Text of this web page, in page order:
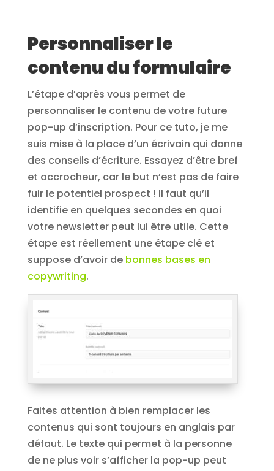
Personnaliser le
contenu du formulaire
L’étape d’après vous permet de
personnaliser le contenu de votre future
pop-up d’inscription. Pour ce tuto, je me
suis mise à la place d’un écrivain qui donne
des conseils d’écriture. Essayez d’être bref
et accrocheur, car le but n’est pas de faire
fuir le potentiel prospect ! Il faut qu’il
identifie en quelques secondes en quoi
votre newsletter peut lui être utile. Cette
étape est réellement une étape clé et
suppose d’avoir de bonnes bases en
copywriting.
Faites attention à bien remplacer les
contenus qui sont toujours en anglais par
défaut. Le texte qui permet à la personne
de ne plus voir s’afficher la pop-up peut